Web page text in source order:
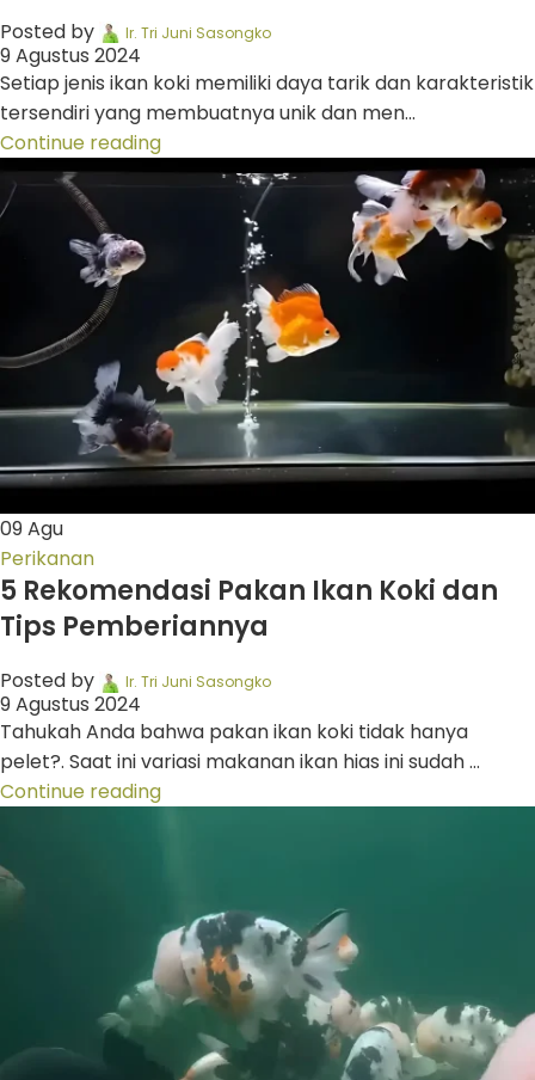
Posted by Ir. Tri Juni Sasongko
9 Agustus 2024
Setiap jenis ikan koki memiliki daya tarik dan karakteristik
tersendiri yang membuatnya unik dan men...
Continue reading
09Agu
Perikanan
5 Rekomendasi Pakan Ikan Koki dan
Tips Pemberiannya
Posted by Ir. Tri Juni Sasongko
9 Agustus 2024
Tahukah Anda bahwa pakan ikan koki tidak hanya
pelet?. Saat ini variasi makanan ikan hias ini sudah ...
Continue reading